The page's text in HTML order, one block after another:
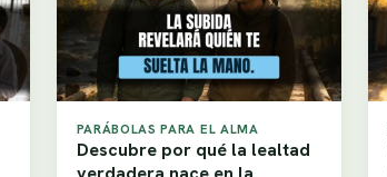
PARÁBOLAS PARA EL ALMA
Descubre por qué la lealtad